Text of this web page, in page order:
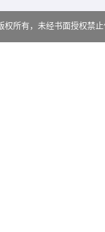
权所有，未经书面授权